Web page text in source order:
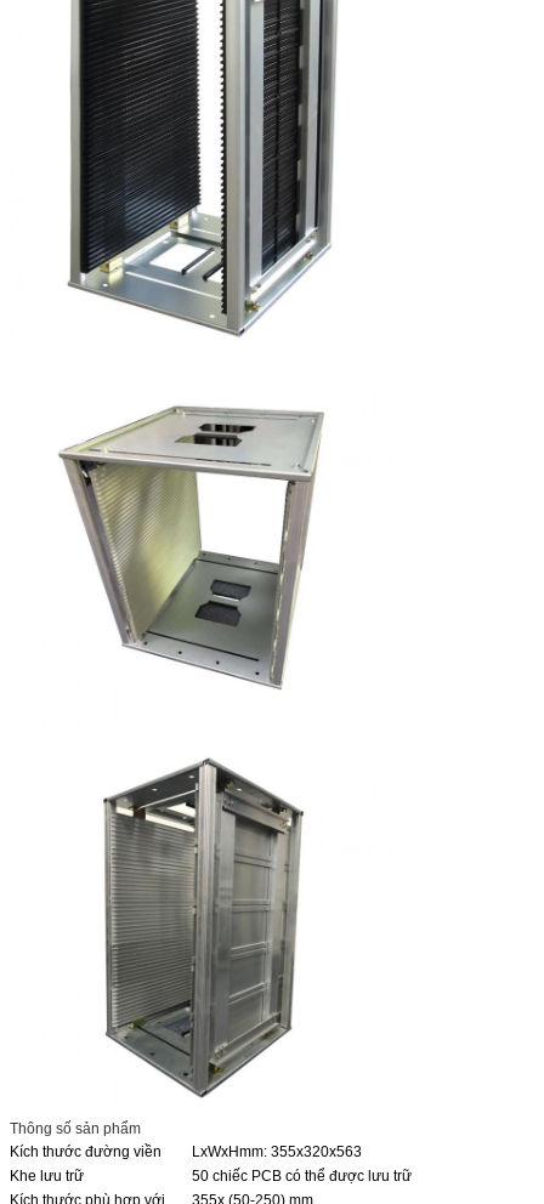
Thông số sản phẩm
Kích thước đường viền
LxWxHmm: 355x320x563
Khe lưu trữ
50 chiếc PCB có thể được lưu trữ
Kích thước phù hợp với
355x (50-250) mm